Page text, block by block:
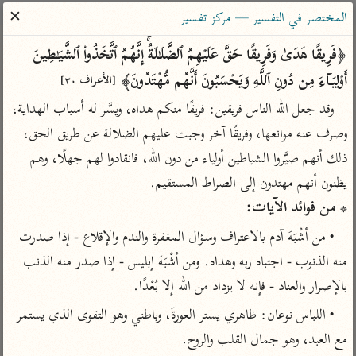
ساهم معنا في نشر القرآن والعلم الشرعي
الباحث القرآني
بحث تفسير علوم مصاحف
Type 2 or more characters for results.
Type 1 or more
characters for results.
أمّهات
تفسير الطبري
تفسير ابن كثير
تفسير القرطبي
تفسير البغوي
فتح البيان للقنوجي
فتح القدير للشوكاني
تفسير ابن جزي
موسوعات
الميسر
المختصر في
التفسير
أيسر التفاسير
المختصر في التفسير — مركز تفسير
✕
أَوۡلِیَاۤءَ مِن دُونِ ٱللَّهِ وَیَحۡسَبُونَ أَنَّهُم مُّهۡتَدُونَ﴾ [الأعراف ٣٠]
يظنون أنهم مهتدون إلى الصراط المستقيم.
* من فوائد الآيات:
بالإصرار والعناد - فإنه لا يزداد من الله إلا بُعْدًا.
• اللباس نوعان: ظاهري يستر العورةَ، وباطني وهو التقوى الذي يستمر
مع العبد، وهو جمال القلب والروح.